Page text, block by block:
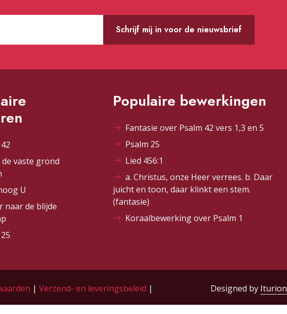
Schrijf mij in voor de nieuwsbrief
vaste grond
U
naar de blijde
Populaire bewerkingen
Fantasie over Psalm 42 vers 1,3 en 5
Psalm 25
Lied 456:1
a. Christus, onze Heer verrees. b. Daar
juicht en toon, daar klinkt een stem.
(fantasie)
Koraalbewerking over Psalm 1
| Verzend- en leveringsbeleid |
Designed by Iturion